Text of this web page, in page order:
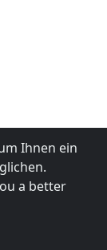
Ihnen ein
a better